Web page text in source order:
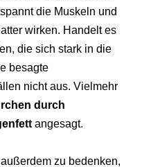
die Muskeln und
wirken. Handelt es
die sich stark in die
besagte
nicht aus. Vielmehr
durch
angesagt.
zu bedenken,